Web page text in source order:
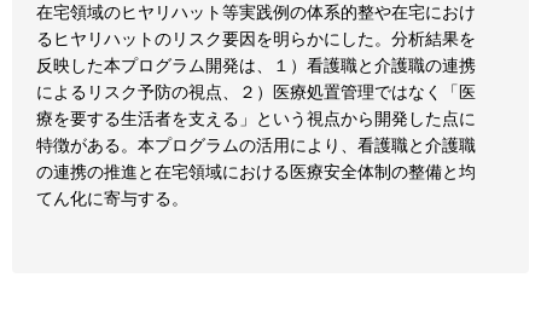
在宅領域のヒヤリハット等実践例の体系的整や在宅におけ
るヒヤリハットのリスク要因を明らかにした。分析結果を
反映した本プログラム開発は、１）看護職と介護職の連携
によるリスク予防の視点、２）医療処置管理ではなく「医
療を要する生活者を支える」という視点から開発した点に
特徴がある。本プログラムの活用により、看護職と介護職
の連携の推進と在宅領域における医療安全体制の整備と均
てん化に寄与する。